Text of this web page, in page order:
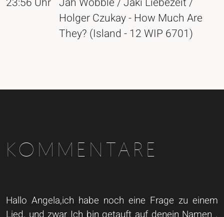
Holger Czukay - How Much Are
They? (Island - 12 WIP 6701)
KOMMENTARE
Hallo Angela,ich habe noch eine Frage zu einem